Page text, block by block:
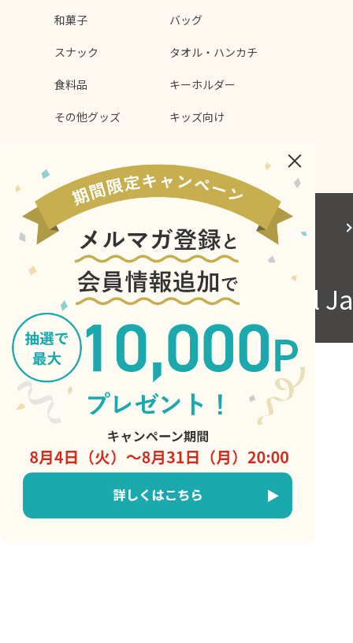
和菓子
スナック
食料品
その他グッズ
バッグ
タオル・ハンカチ
キーホルダー
キッズ向け
会社概要 サイトご利用にあたって
Copyright © Central